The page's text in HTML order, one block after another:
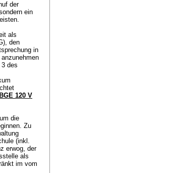
der
ein
als
), den
in
des
BGE 120 V
die
Zu
(inkl.
erwog, der
als
im vom